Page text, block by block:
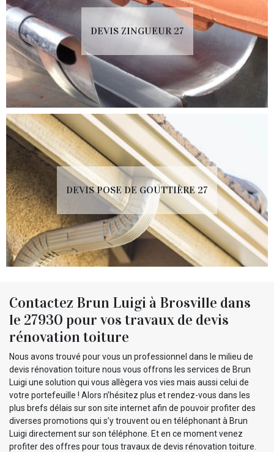
DEVIS ZINGUEUR 27
DEVIS POSE DE GOUTTIÈRE 27
Contactez Brun Luigi à Brosville dans
le 27930 pour vos travaux de devis
rénovation toiture
Nous avons trouvé pour vous un professionnel dans le milieu de
devis rénovation toiture nous vous offrons les services de Brun
Luigi une solution qui vous allègera vos vies mais aussi celui de
votre portefeuille ! Alors n’hésitez plus et rendez-vous dans les
plus brefs délais sur son site internet afin de pouvoir profiter des
diverses promotions qui s’y trouvent ou en téléphonant à Brun
Luigi directement sur son téléphone. Et en ce moment venez
profiter des offres pour tous travaux de devis rénovation toiture.